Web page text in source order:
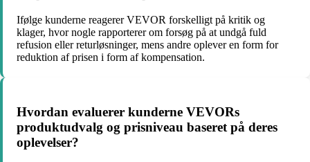
Ifølge kunderne reagerer VEVOR forskelligt på kritik og
klager, hvor nogle rapporterer om forsøg på at undgå fuld
refusion eller returløsninger, mens andre oplever en form for
reduktion af prisen i form af kompensation.
Hvordan evaluerer kunderne VEVORs
produktudvalg og prisniveau baseret på deres
oplevelser?